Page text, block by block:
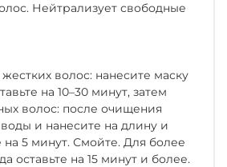
Нейтрализует свободные
волос: нанесите маску
на 10–30 минут, затем
волос: после очищения
и нанесите на длину и
на 5 минут. Смойте. Для более
оставьте на 15 минут и более.